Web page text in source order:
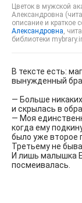
Цветок в мужской
Александровна
описание и краткое
Александровна,
библиотеки
В тексте есть:
вынужденный
— Больше
и скрылась в
— Моя
когда ему
было уже второе
Третьему не
И лишь малышка
посмеивалась.